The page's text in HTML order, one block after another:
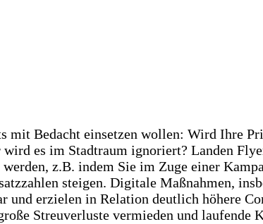
mit Bedacht einsetzen wollen: Wird Ihre
wird es im Stadtraum ignoriert? Landen
z.B. indem Sie im Zuge einer
steigen. Digitale Maßnahmen,
erzielen in Relation deutlich höhere
Streuverluste vermieden und laufende